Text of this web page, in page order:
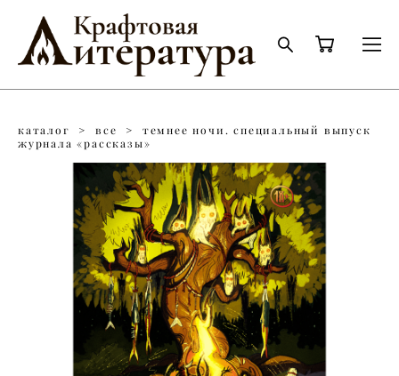
каталог > все >
темнее ночи. специальный выпуск
журнала «рассказы»